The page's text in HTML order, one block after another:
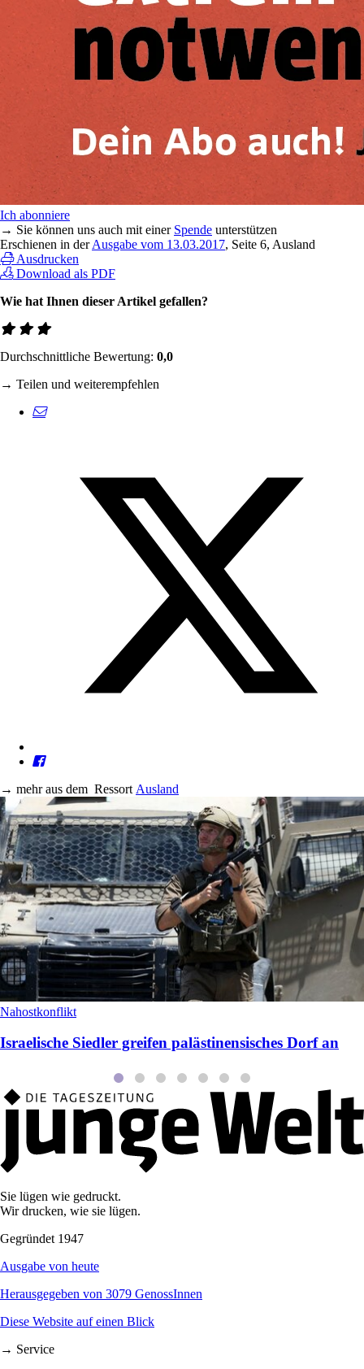
Ich abonniere
→ Sie können uns auch mit einer Spende unterstützen
Erschienen in derAusgabe vom 13.03.2017, Seite 6, Ausland
Ausdrucken
Download als PDF
Wie hat Ihnen dieser Artikel gefallen?
Durchschnittliche Bewertung: 0,0
→ Teilen und weiterempfehlen
→ mehr aus dem Ressort Ausland
Nahostkonflikt
Israelische Siedler greifen palästinensisches Dorf an
Sie lügen wie gedruckt.
Wir drucken, wie sie lügen.
Gegründet 1947
Ausgabe von heute
Herausgegeben von 3079 GenossInnen
Diese Website auf einen Blick
→ Service